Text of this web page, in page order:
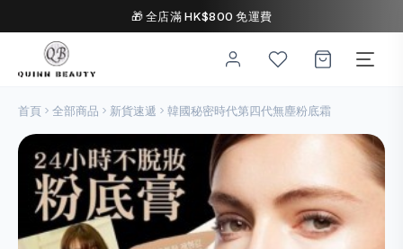
🎁 全店滿 HK$800 免運費
首頁 全部商品 新貨速遞 韓國秘密時代第四代無塵粉底霜